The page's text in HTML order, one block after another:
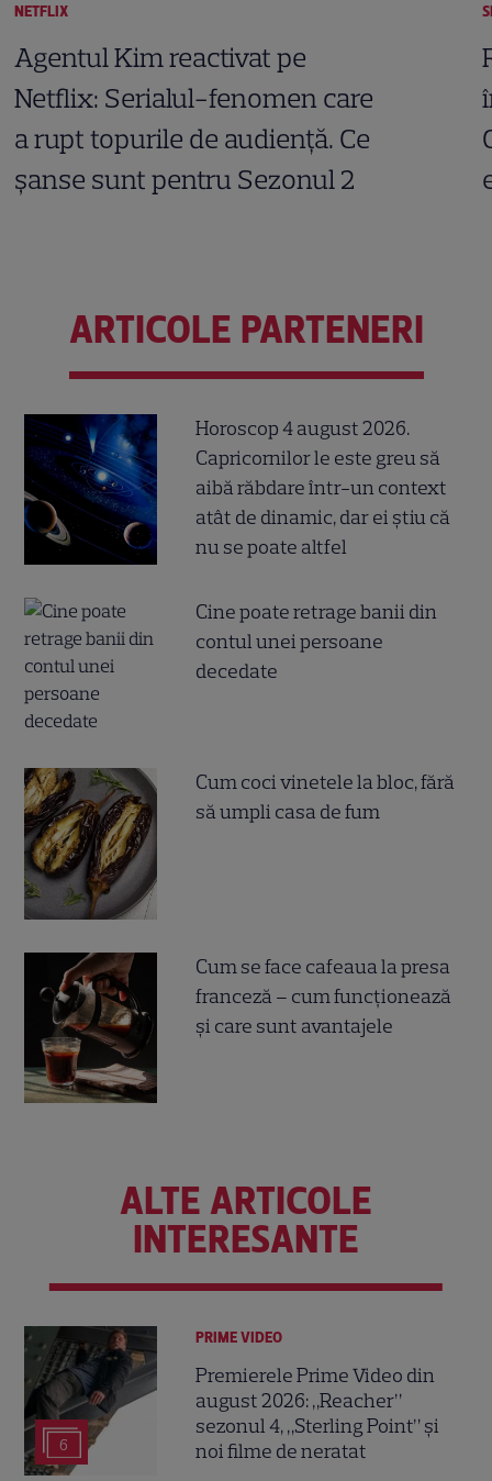
NETFLIX
Agentul Kim reactivat pe
Netflix: Serialul-fenomen care
a rupt topurile de audiență. Ce
șanse sunt pentru Sezonul 2
ARTICOLE PARTENERI
Horoscop 4 august 2026.
Capricornilor le este greu să
aibă răbdare într-un context
atât de dinamic, dar ei știu că
nu se poate altfel
Cine poate retrage banii din
contul unei persoane
decedate
Cum coci vinetele la bloc, fără
să umpli casa de fum
Cum se face cafeaua la presa
franceză – cum funcționează
și care sunt avantajele
ALTE ARTICOLE
INTERESANTE
6
PRIME VIDEO
Premierele Prime Video din
august 2026: „Reacher”
sezonul 4, „Sterling Point” și
noi filme de neratat